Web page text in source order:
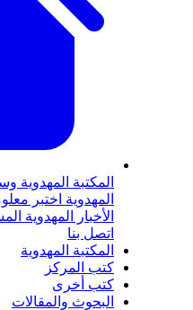
المهدويةوسائط متعددة
اختبر معلوماتك المهدوية
المهدويةالمسابقات
المهدوية
والمقالات